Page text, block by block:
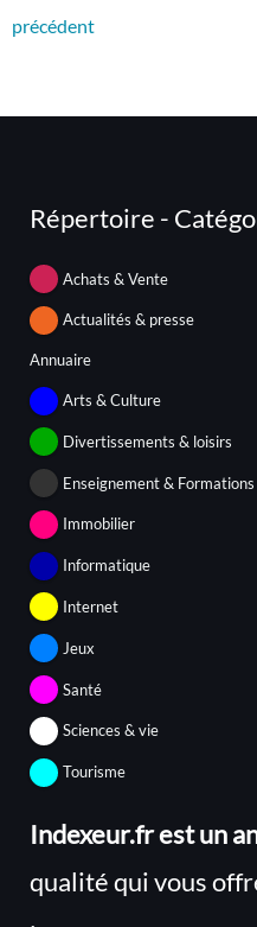
précédent
Répertoire -
Achats & Vente
Actualités & presse
Annuaire
Arts & Culture
Divertissements & loisirs
Enseignement & Formations
Immobilier
Informatique
Internet
Jeux
Santé
Sciences & vie
Tourisme
Indexeur.fr est un
qualité qui vous